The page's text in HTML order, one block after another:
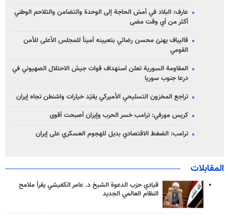
عارف: البلاد في أمسّ الحاجة إلى الوحدة والتضامن والتلاحم الوطني
أكثر من أي وقت مضى
قاليباف يهنئ محسن رضائي بتعيينه أميناً للمجلس الأعلى للأمن
القومي
المقاومة السورية تعلن استهداف قوات جيش الاحتلال الصهيوني في
درعا جنوب سوريا
تراجع المخزون التسليحي الأميركي يقيّد خيارات واشنطن تجاه إيران
كريس مورفي: ترامب خسر الحرب وإيران أصبحت أقوى
ترامب: الضغط الاقتصادي بديل للهجوم العسكري على إيران
المقابلات
قيادي حزب الدعوة الشيخ د. عامر الكفيشي يقرأ ملامح
النظام العالمي الجديد